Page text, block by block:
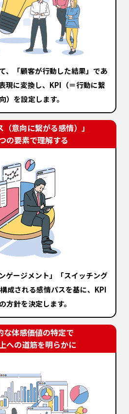
「顧客が行動した結果」であ
現に変換し、 KPI（＝行動に繋
）を設定します。
（意向に繋がる感情）」
の要素で理解する
ゲージメント」
「スイッチング
構成される感情パスを基に、 KPI
方針を決定します。
な体感価値の特定で
への道筋を明らかに